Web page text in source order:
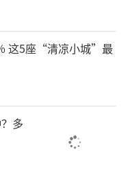
这5座“清凉小城”最
多